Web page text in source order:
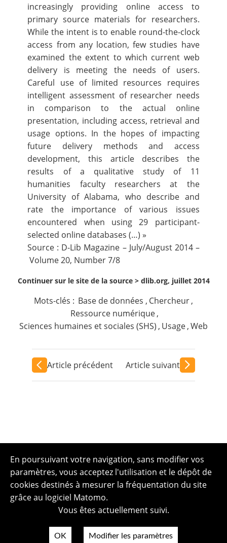
increasingly providing online access to
primary source materials for researchers.
While the intent is to enable round-the-clock
access from any location, few studies have
examined the extent to which current web
delivery is meeting the needs of users.
Careful use of limited resources requires
intelligent assessment of researcher needs
in comparison to the actual online
presentation, including access, retrieval and
usage options. In the hopes of impacting
future delivery methods and access
development, this article describes the
results of a qualitative study of 11
humanities faculty researchers at the
University of Alabama, who describe and
rate the importance of various issues
encountered when using 29 participant-
selected online databases (…) »
Source : D-Lib Magazine – July/August 2014 –
Volume 20, Number 7/8
Continuer sur le site de la source > dlib.org, juillet 2014
Mots-clés : Base de données , Chercheur,
Ressource numérique ,
Sciences humaines et sociales (SHS) , Usage,Web
Article précédent Article suivant
En poursuivant votre navigation, sans modifier vos
paramètres, vous acceptez l'utilisation et le dépôt de
cookies destinés à mesurer la fréquentation du site
grâce au logiciel Matomo.
Vous êtes actuellement suivi.
OK Modifier les paramètres